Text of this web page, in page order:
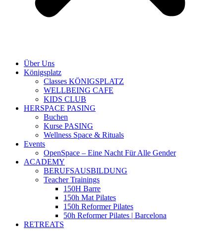
Über Uns
Königsplatz
Classes KÖNIGSPLATZ
WELLBEING CAFE
KIDS CLUB
HERSPACE PASING
Buchen
Kurse PASING
Wellness Space & Rituals
Events
OpenSpace – Eine Nacht Für Alle Gender
ACADEMY
BERUFSAUSBILDUNG
Teacher Trainings
150H Barre
150h Mat Pilates
150h Reformer Pilates
50h Reformer Pilates | Barcelona
RETREATS